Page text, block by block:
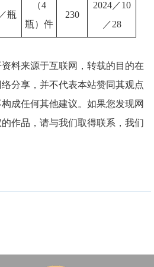
瓶
（4
瓶）件
230
2024／10
／28
料来源于互联网，转载的目的在
分享，并不代表本站赞同其观点
成任何其他建议。如果您发现网
作品，请与我们取得联系，我们